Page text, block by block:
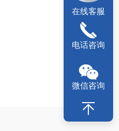
在线客服
电话咨询
微信咨询